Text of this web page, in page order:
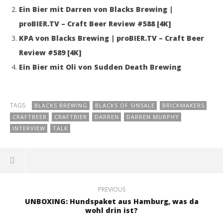
Ein Bier mit Darren von Blacks Brewing |
proBIER.TV – Craft Beer Review #588 [4K]
KPA von Blacks Brewing | proBIER.TV – Craft Beer
Review #589 [4K]
Ein Bier mit Oli von Sudden Death Brewing
TAGS: BLACKS BREWING BLACKS OF SINSALE
BRICKMAKERS
CRAFTBEER
CRAFTBIER DARREN
DARREN MURPHY
INTERVIEW
TALK
PREVIOUS
UNBOXING: Hundspaket aus Hamburg, was da
wohl drin ist?